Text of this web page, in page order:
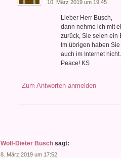
10. März 2019 um 19:45
Lieber Herr Busch,
dann nehme ich mit
zurück, Sie seien ein
Im übrigen haben
auch im Internet nicht.
Peace! KS
Zum Antworten anmelden
Wolf-Dieter Busch sagt:
8. März 2019 um 17:52